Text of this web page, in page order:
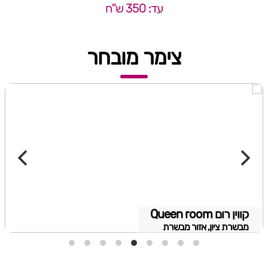
עד: 350 ש"ח
צימר מובחר
קווין רום Queen room
מבשרת ציון, אזור מבשרת